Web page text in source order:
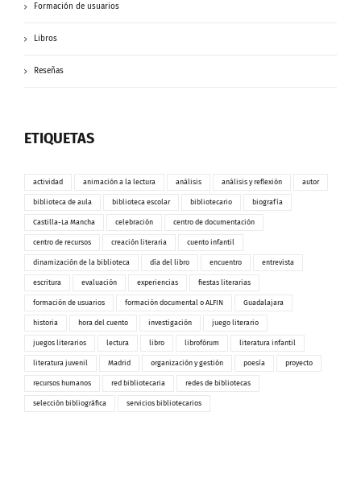
Formación de usuarios
Libros
Reseñas
ETIQUETAS
actividad animación a la lectura análisis análisis y reflexión autor
biblioteca de aula biblioteca escolar bibliotecario biografía
Castilla-La Mancha celebración centro de documentación
centro de recursos creación literaria cuento infantil
dinamización de la biblioteca día del libro encuentro entrevista
escritura evaluación experiencias fiestas literarias
formación de usuarios formación documental o ALFIN Guadalajara
historia hora del cuento investigación juego literario
juegos literarios lectura libro librofórum literatura infantil
literatura juvenil Madrid organización y gestión poesía proyecto
recursos humanos red bibliotecaria redes de bibliotecas
selección bibliográfica servicios bibliotecarios